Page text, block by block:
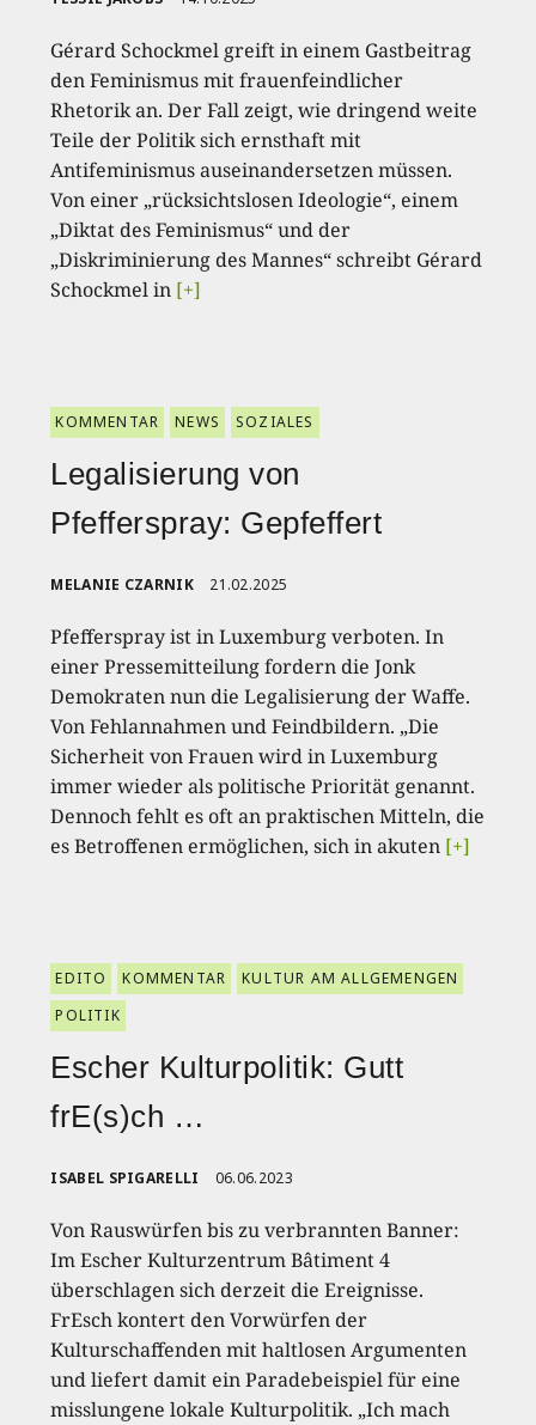
Gérard Schockmel greift in einem Gastbeitrag
den Feminismus mit frauenfeindlicher
Rhetorik an. Der Fall zeigt, wie dringend weite
Teile der Politik sich ernsthaft mit
Antifeminismus auseinandersetzen müssen.
Von einer „rücksichtslosen Ideologie“, einem
„Diktat des Feminismus“ und der
„Diskriminierung des Mannes“ schreibt Gérard
Schockmel in [+]
KOMMENTAR NEWS SOZIALES
Legalisierung von
Pfefferspray: Gepfeffert
MELANIE CZARNIK 21.02.2025
Pfefferspray ist in Luxemburg verboten. In
einer Pressemitteilung fordern die Jonk
Demokraten nun die Legalisierung der Waffe.
Von Fehlannahmen und Feindbildern. „Die
Sicherheit von Frauen wird in Luxemburg
immer wieder als politische Priorität genannt.
Dennoch fehlt es oft an praktischen Mitteln, die
es Betroffenen ermöglichen, sich in akuten [+]
EDITO KOMMENTAR
KULTUR AM ALLGEMENGEN
POLITIK
Escher Kulturpolitik: Gutt
frE(s)ch …
ISABEL SPIGARELLI 06.06.2023
Von Rauswürfen bis zu verbrannten Banner:
Im Escher Kulturzentrum Bâtiment 4
überschlagen sich derzeit die Ereignisse.
FrEsch kontert den Vorwürfen der
Kulturschaffenden mit haltlosen Argumenten
und liefert damit ein Paradebeispiel für eine
misslungene lokale Kulturpolitik. „Ich mach